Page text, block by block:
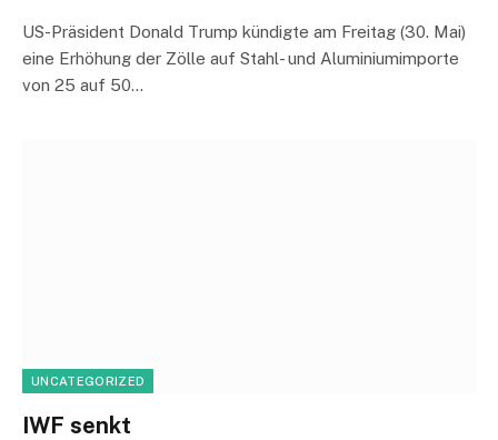
US-Präsident Donald Trump kündigte am Freitag (30. Mai)
eine Erhöhung der Zölle auf Stahl- und Aluminiumimporte
von 25 auf 50…
UNCATEGORIZED
IWF senkt